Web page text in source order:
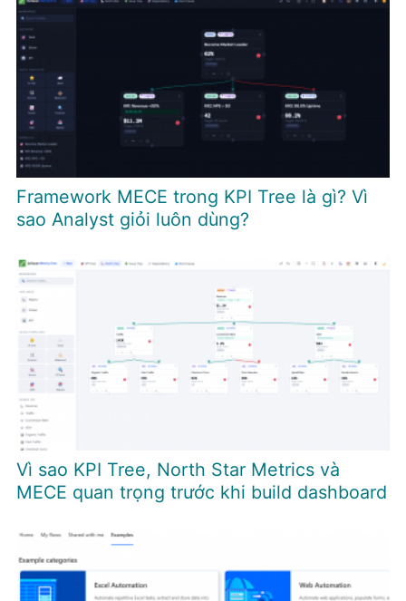
Framework MECE trong KPI Tree là gì? Vì
sao Analyst giỏi luôn dùng?
Vì sao KPI Tree, North Star Metrics và
MECE quan trọng trước khi build dashboard